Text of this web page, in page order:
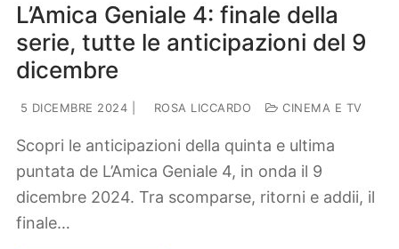
L’Amica Geniale 4: finale della
serie, tutte le anticipazioni del 9
dicembre
5 DICEMBRE 2024 ROSA LICCARDO CINEMA E TV
Scopri le anticipazioni della quinta e ultima
puntata de L’Amica Geniale 4, in onda il 9
dicembre 2024. Tra scomparse, ritorni e addii, il
finale…